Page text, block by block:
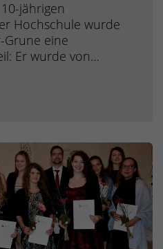
jährigen
Hochschule wurde
Grune eine
Er wurde von…